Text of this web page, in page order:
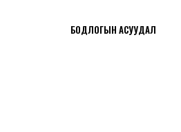
БОДЛОГЫН АСУУДАЛ